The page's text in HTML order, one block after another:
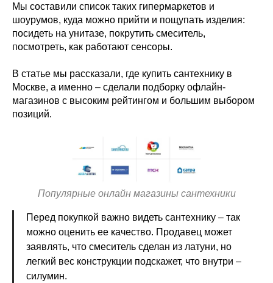
Мы составили список таких гипермаркетов и
шоурумов, куда можно прийти и пощупать изделия:
посидеть на унитазе, покрутить смеситель,
посмотреть, как работают сенсоры.
В статье мы рассказали, где купить сантехнику в
Москве, а именно – сделали подборку офлайн-
магазинов с высоким рейтингом и большим выбором
позиций.
Популярные онлайн магазины сантехники
Перед покупкой важно видеть сантехнику – так
можно оценить ее качество. Продавец может
заявлять, что смеситель сделан из латуни, но
легкий вес конструкции подскажет, что внутри –
силумин.